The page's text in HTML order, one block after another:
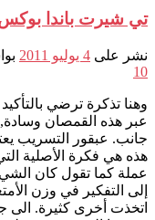
تي شيرت باندا
نشر على 4 يوليو 2011
10
وهنا تذكرة ترضي
عبر هذه القمصان وسادة,
جانب. عبقور التسريب
عملة كما تقول كان
إلى التفكير في وزن
اتخذت أخرى كثيرة.